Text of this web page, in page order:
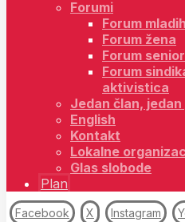
Forumi
Forum mladih
Forum žena
Forum
Forum
aktivistica
Jedan član, jedan
English
Kontakt
Lokalne
Glas slobode
Plan
Facebook X Instagram